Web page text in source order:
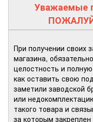
Уважаемые
При получении своих
магазина,
целостность и
как оставить свою
заметили заводской
или
такого товара и
за которым